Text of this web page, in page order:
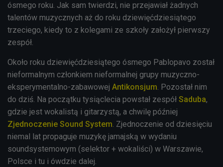
ósmego roku. Jak sam twierdzi, nie przejawiał żadnych
talentów muzycznych aż do roku dziewięćdziesiątego
trzeciego, kiedy to z kolegami ze szkoły założył pierwszy
zespół.
Około roku dziewięćdziesiątego ósmego Pablopavo został
nieformalnym członkiem nieformalnej grupy muzyczno-
eksperymentalno-zabawowej Antikonsjum. Pozostał nim
do dziś. Na początku tysiąclecia powstał zespół Saduba,
gdzie jest wokalistą i gitarzystą, a chwilę później
Zjednoczenie Sound System. Zjednoczenie od dziesięciu
niemal lat propaguje muzykę jamajską w wydaniu
soundsystemowym (selektor + wokaliści) w Warszawie,
Polsce i tu i ówdzie dalej.